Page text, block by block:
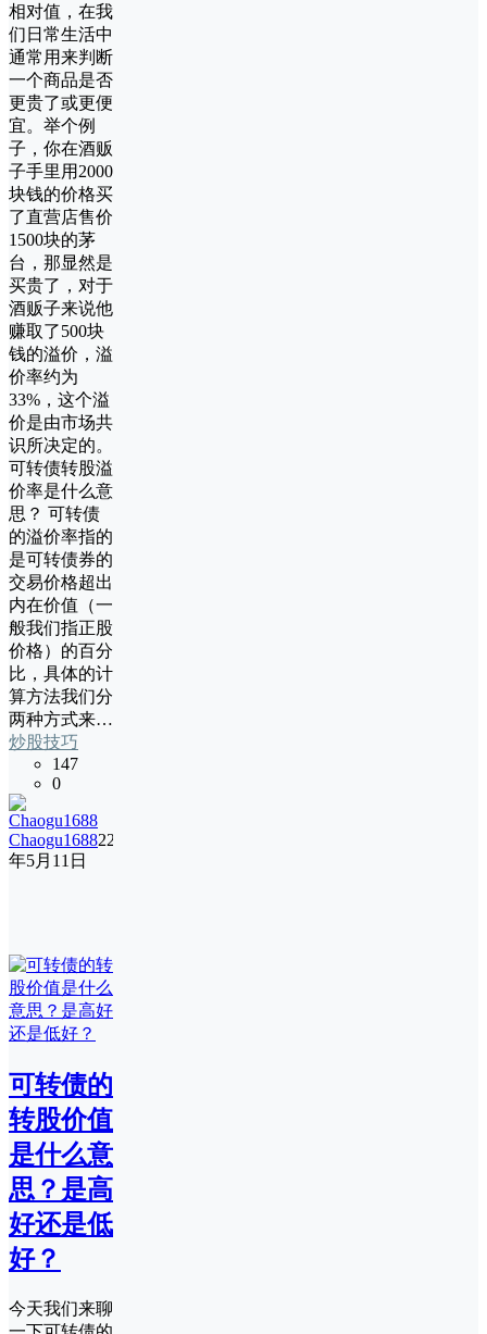
相对值，在我
们日常生活中
通常用来判断
一个商品是否
更贵了或更便
宜。举个例
子，你在酒贩
子手里用2000
块钱的价格买
了直营店售价
1500块的茅
台，那显然是
买贵了，对于
酒贩子来说他
赚取了500块
钱的溢价，溢
价率约为
33%，这个溢
价是由市场共
识所决定的。
可转债转股溢
价率是什么意
思？ 可转债
的溢价率指的
是可转债券的
交易价格超出
内在价值（一
般我们指正股
价格）的百分
比，具体的计
算方法我们分
两种方式来…
炒股技巧
147
0
Chaogu168822
年5月11日
可转债的
转股价值
是什么意
思？是高
好还是低
好？
今天我们来聊